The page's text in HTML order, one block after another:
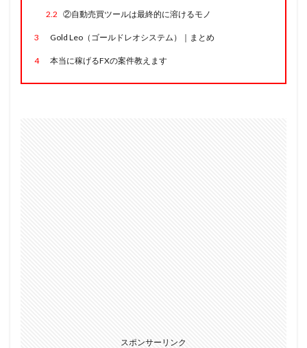
2.2 ②自動売買ツールは最終的に溶けるモノ
3 Gold Leo（ゴールドレオシステム）｜まとめ
4 本当に稼げるFXの案件教えます
スポンサーリンク